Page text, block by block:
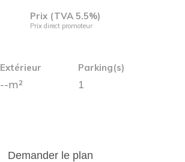
Prix (TVA 5.5%)
Prix direct promoteur
Extérieur
--m²
Parking(s)
1
Demander le plan